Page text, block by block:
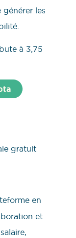
les
à 3,75
en
et